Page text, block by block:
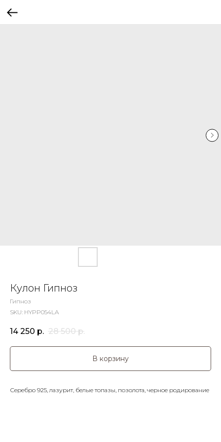
Кулон Гипноз
Гипноз
SKU: HYPP054LA
14 250 р. 28 500 р.
В корзину
Серебро 925, лазурит, белые топазы, позолота, черное родирование